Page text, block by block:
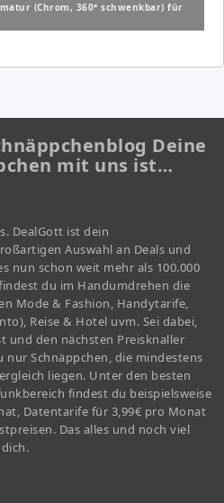
(Chrom, 360° schwenkbar) für
Deine
mit uns ist…
DealGott ist dein
Auswahl an Deals und
nun schon weit mehr als 100.000
du im Handumdrehen die
Mode & Fashion, Handytarife,
Reise & Hotel uvm. Sei dabei,
und den nächsten Preisknaller
Schnäppchen, die mindestens
liegen. Unter den besten
findest du beispielsweise
Datentarife für 3,99€ pro Monat
Das alles und noch viel